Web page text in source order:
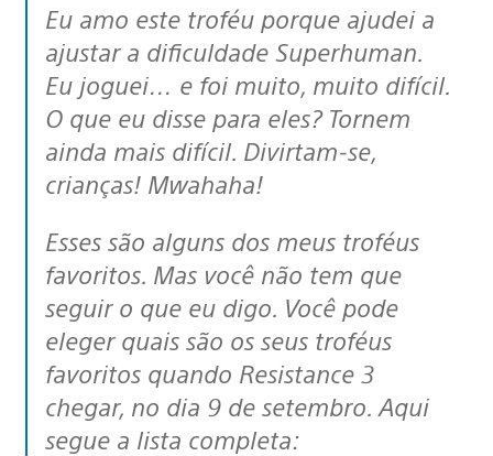
Eu amo este troféu porque ajudei a
ajustar a dificuldade Superhuman.
Eu joguei… e foi muito, muito difícil.
O que eu disse para eles? Tornem
ainda mais difícil. Divirtam-se,
crianças! Mwahaha!
Esses são alguns dos meus troféus
favoritos. Mas você não tem que
seguir o que eu digo. Você pode
eleger quais são os seus troféus
favoritos quando Resistance 3
chegar, no dia 9 de setembro. Aqui
segue a lista completa: